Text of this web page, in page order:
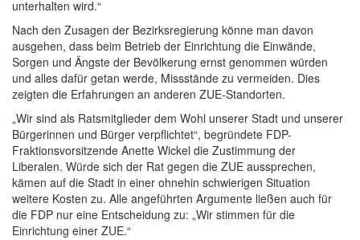
unterhalten wird.“
Nach den Zusagen der Bezirksregierung könne man davon
ausgehen, dass beim Betrieb der Einrichtung die Einwände,
Sorgen und Ängste der Bevölkerung ernst genommen würden
und alles dafür getan werde, Missstände zu vermeiden. Dies
zeigten die Erfahrungen an anderen ZUE-Standorten.
„Wir sind als Ratsmitglieder dem Wohl unserer Stadt und unserer
Bürgerinnen und Bürger verpflichtet“, begründete FDP-
Fraktionsvorsitzende Anette Wickel die Zustimmung der
Liberalen. Würde sich der Rat gegen die ZUE aussprechen,
kämen auf die Stadt in einer ohnehin schwierigen Situation
weitere Kosten zu. Alle angeführten Argumente ließen auch für
die FDP nur eine Entscheidung zu: „Wir stimmen für die
Einrichtung einer ZUE.“